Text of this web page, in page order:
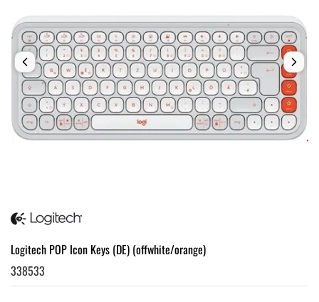
Logitech POP Icon Keys (DE) (offwhite/orange)
338533